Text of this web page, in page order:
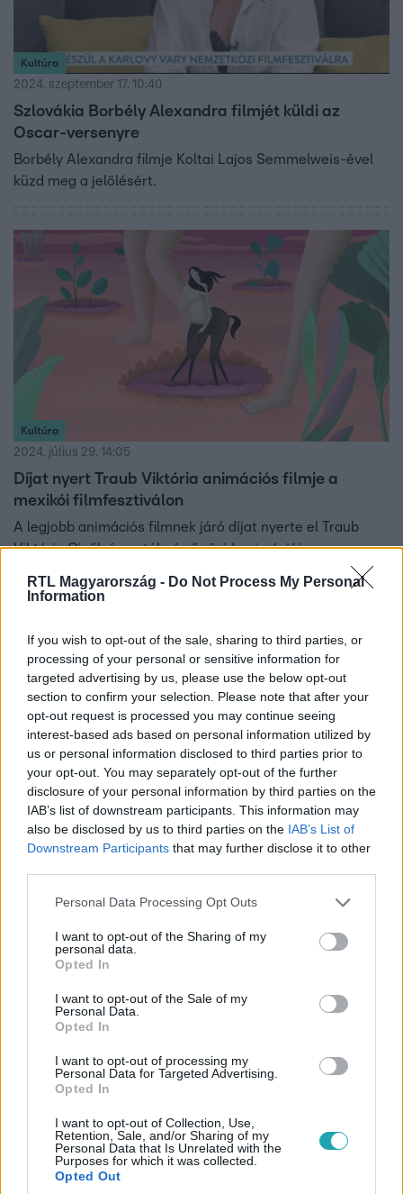
RTL Magyarország - Do Not Process My Personal
Information
If you wish to opt-out of the sale, sharing to third parties, or
processing of your personal or sensitive information for
targeted advertising by us, please use the below opt-out
section to confirm your selection. Please note that after your
opt-out request is processed you may continue seeing
interest-based ads based on personal information utilized by
us or personal information disclosed to third parties prior to
your opt-out. You may separately opt-out of the further
disclosure of your personal information by third parties on the
IAB’s list of downstream participants. This information may
also be disclosed by us to third parties on the IAB’s List of
Downstream Participants that may further disclose it to other
Please note that this website/app uses one or more Google
not limited to your visit or usage behaviour. You may click to
grant or deny consent to Google and its third-party tags to
use your data for below specified purposes in below Google
consent section.
Personal Data Processing Opt Outs
I want to opt-out of the Sharing of my
personal data.
Opted In
I want to opt-out of the Sale of my
Personal Data.
Opted In
I want to opt-out of processing my
Personal Data for Targeted Advertising.
Opted In
I want to opt-out of Collection, Use,
Retention, Sale, and/or Sharing of my
Personal Data that Is Unrelated with the
Purposes for which it was collected.
Opted Out
Kultúra
2024. szeptember 17. 10:40
Szlovákia Borbély Alexandra filmjét küldi az
Oscar-versenyre
Borbély Alexandra filmje Koltai Lajos Semmelweis-ével
küzd meg a jelölésért.
Kultúra
2024. július 29. 14:05
Díjat nyert Traub Viktória animációs filmje a
mexikói filmfesztiválon
A legjobb animációs filmnek járó díjat nyerte el Traub
Viktória Cipők és paták című rövid animációja a
Guanajuato nemzetközi filmfesztiválon. A mexikói díjnak
köszönhetően a magyar animáció benevezhető a legjobb
Oscar-szobra ütött a mennyezetben
A világ egyik leghíresebb repedéséről van szó.